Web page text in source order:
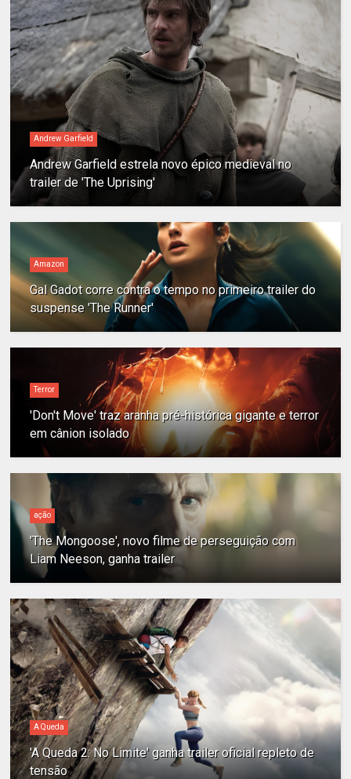
Andrew Garfield
Andrew Garfield estrela novo épico medieval no
trailer de 'The Uprising'
Amazon
Gal Gadot corre contra o tempo no primeiro trailer do
suspense 'The Runner'
Terror
'Don't Move' traz aranha pré-histórica gigante e terror
em cânion isolado
ação
'The Mongoose', novo filme de perseguição com
Liam Neeson, ganha trailer
A Queda
'A Queda 2: No Limite' ganha trailer oficial repleto de
tensão